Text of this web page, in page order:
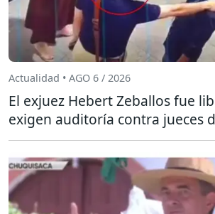
Actualidad • AGO 6 / 2026
El exjuez Hebert Zeballos fue
exigen auditoría contra jueces